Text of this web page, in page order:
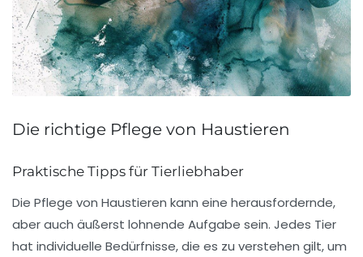
Die richtige Pflege von Haustieren
Praktische Tipps für Tierliebhaber
Die Pflege von Haustieren kann eine herausfordernde,
aber auch äußerst lohnende Aufgabe sein. Jedes Tier
hat individuelle Bedürfnisse, die es zu verstehen gilt, um